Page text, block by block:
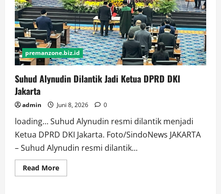
premanzone.biz.id
Suhud Alynudin Dilantik Jadi Ketua DPRD DKI
Jakarta
admin Juni 8, 2026 0
loading… Suhud Alynudin resmi dilantik menjadi
Ketua DPRD DKI Jakarta. Foto/SindoNews JAKARTA
– Suhud Alynudin resmi dilantik...
Read MoreRead
more